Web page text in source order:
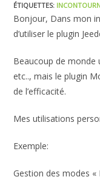
ÉTIQUETTES:
Bonjour, Dans mon
d’utiliser le plugin
Beaucoup de monde
etc.., mais le plugin
de l’efficacité.
Mes utilisations
Exemple:
Gestion des modes «